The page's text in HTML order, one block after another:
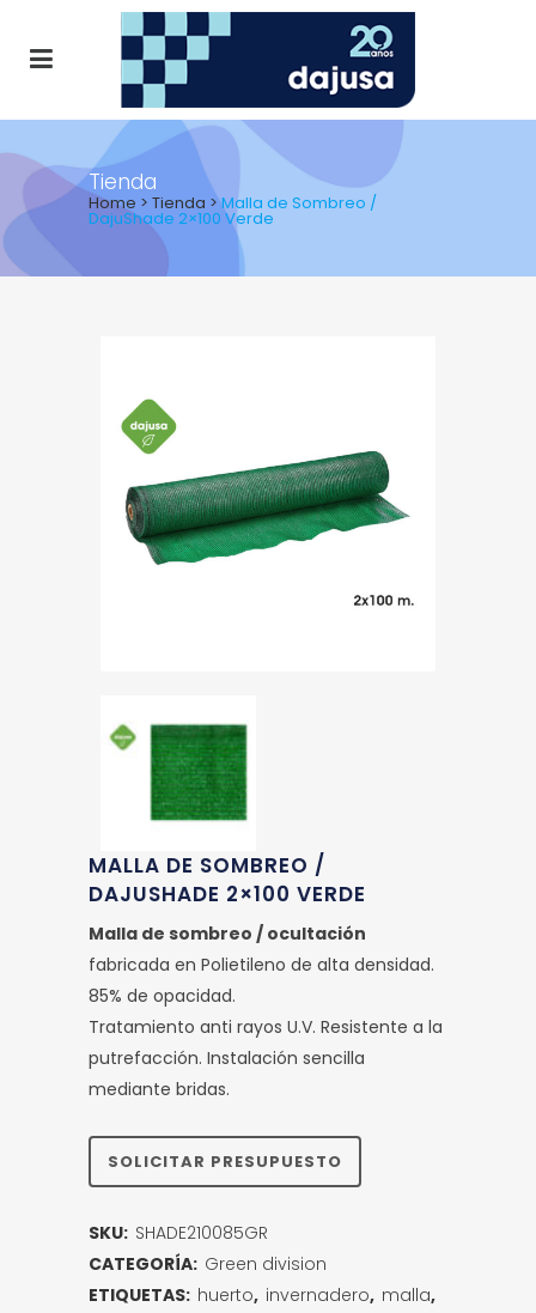
Tienda
Home > Tienda >Malla de Sombreo /
DajuShade 2×100 Verde
MALLA DE SOMBREO /
DAJUSHADE 2×100 VERDE
Malla de sombreo / ocultación
fabricada en Polietileno de alta densidad.
85% de opacidad.
Tratamiento anti rayos U.V. Resistente a la
putrefacción. Instalación sencilla
mediante bridas.
SOLICITAR PRESUPUESTO
SKU: SHADE210085GR
CATEGORÍA: Green division
ETIQUETAS: huerto, invernadero, malla,